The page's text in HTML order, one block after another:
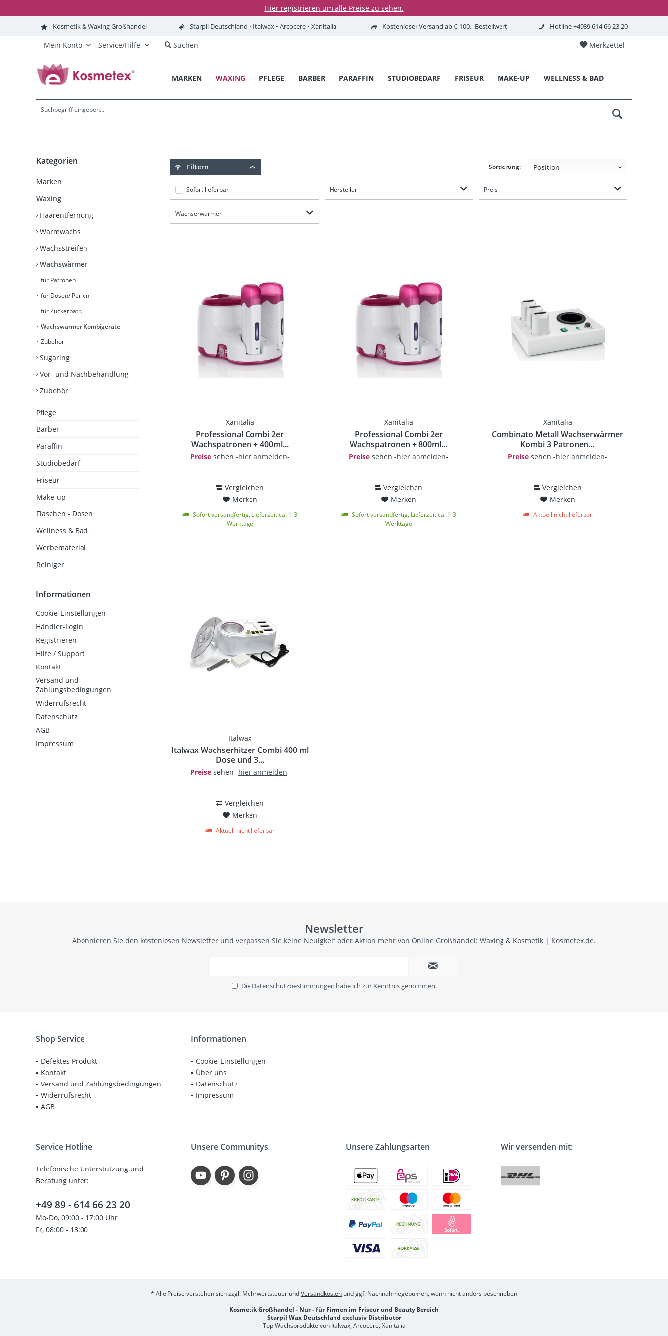
Hier registrieren um alle Preise zu sehen.
Kosmetik & Waxing Großhandel Starpil Deutschland • Italwax • Arcocere • Xanitalia Kostenloser Versand ab € 100,- Bestellwert Hotline +4989 614 66 23 20
Merkzettel
Mein Konto Service/Hilfe Suchen
MARKEN WAXING PFLEGE BARBER PARAFFIN STUDIOBEDARF FRISEUR MAKE-UP WELLNESS & BAD
Kategorien
Marken
Waxing
Haarentfernung
Warmwachs
Wachsstreifen
Wachswärmer
für Patronen
für Dosen/ Perlen
für Zuckerpatr.
Wachswärmer Kombigeräte
Zubehör
Sugaring
Vor- und Nachbehandlung
Zubehör
Pflege
Barber
Paraffin
Studiobedarf
Friseur
Make-up
Flaschen - Dosen
Wellness & Bad
Werbematerial
Reiniger
Informationen
Cookie-Einstellungen
Händler-Login
Registrieren
Hilfe / Support
Kontakt
Versand und
Zahlungsbedingungen
Widerrufsrecht
Datenschutz
AGB
Impressum
Filtern Sortierung:
Sofort lieferbar Hersteller Preis
Wachserwärmer
Xanitalia
Professional Combi 2er
Wachspatronen + 400ml...
Preisesehen -hier anmelden-
Vergleichen
Merken
Sofort versandfertig, Lieferzeit ca. 1-3
Werktage
Xanitalia
Professional Combi 2er
Wachspatronen + 800ml...
Preise sehen -hier anmelden-
Vergleichen
Merken
Sofort versandfertig, Lieferzeit ca. 1-3
Werktage
Xanitalia
Combinato Metall Wachserwärmer
Kombi 3 Patronen...
Preisesehen -hier anmelden-
Vergleichen
Merken
Aktuell nicht lieferbar
Italwax
Italwax Wachserhitzer Combi 400 ml
Dose und 3...
Preisesehen -hier anmelden-
Vergleichen
Merken
Aktuell nicht lieferbar
Newsletter
Abonnieren Sie den kostenlosen Newsletter und verpassen Sie keine Neuigkeit oder Aktion mehr von Online Großhandel: Waxing & Kosmetik | Kosmetex.de.
Die Datenschutzbestimmungen habe ich zur Kenntnis genommen.
Shop Service
Defektes Produkt
Kontakt
Versand und Zahlungsbedingungen
Widerrufsrecht
AGB
Informationen
Cookie-Einstellungen
Über uns
Datenschutz
Impressum
Service Hotline
Telefonische Unterstützung und
Beratung unter:
+49 89 - 614 66 23 20
Mo-Do, 09:00 - 17:00 Uhr
Fr, 08:00 - 13:00
Unsere Communitys Unsere Zahlungsarten Wir versenden mit:
* Alle Preise verstehen sich zzgl. Mehrwertsteuer undVersandkosten und ggf. Nachnahmegebühren, wenn nicht anders beschrieben
Kosmetik Großhandel - Nur - für Firmen im Friseur und Beauty Bereich
Starpil Wax Deutschland exclusiv Distributor
Top Wachsprodukte von Italwax, Arcocere, Xanitalia